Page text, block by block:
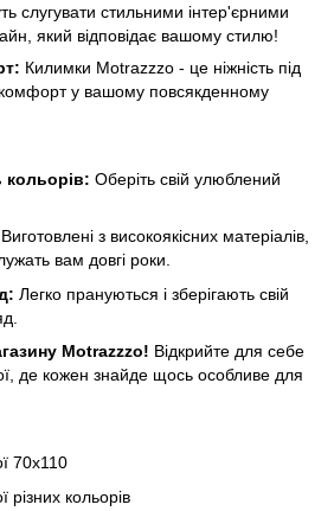
слугувати стильними інтер'єрними
який відповідає вашому стилю!
Килимки Motrazzzo - це ніжність під
у вашому повсякденному
кольорів: Оберіть свій улюблений
Виготовлені з високоякісних матеріалів,
вам довгі роки.
Легко прануються і зберігають свій
Motrazzzo! Відкрийте для себе
де кожен знайде щось особливе для
70x110
кольорів